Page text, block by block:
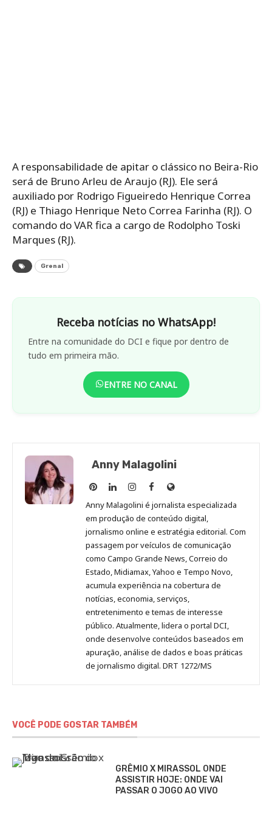
A responsabilidade de apitar o clássico no Beira-Rio
será de Bruno Arleu de Araujo (RJ). Ele será
auxiliado por Rodrigo Figueiredo Henrique Correa
(RJ) e Thiago Henrique Neto Correa Farinha (RJ). O
comando do VAR fica a cargo de Rodolpho Toski
Marques (RJ).
Grenal
Receba notícias no WhatsApp!
Entre na comunidade do DCI e fique por dentro de
tudo em primeira mão.
ENTRE NO CANAL
Anny Malagolini
Anny
Malagolini
no
Pinterest
Anny
Malagolini
no
LinkedIn
Anny
Malagolini
no
Instagram
Anny
Malagolini
no
Facebook
Site
de
Anny
Malagolini
Anny Malagolini é jornalista especializada
em produção de conteúdo digital,
jornalismo online e estratégia editorial. Com
passagem por veículos de comunicação
como Campo Grande News, Correio do
Estado, Midiamax, Yahoo e Tempo Novo,
acumula experiência na cobertura de
notícias, economia, serviços,
entretenimento e temas de interesse
público. Atualmente, lidera o portal DCI,
onde desenvolve conteúdos baseados em
apuração, análise de dados e boas práticas
de jornalismo digital. DRT 1272/MS
VOCÊ PODE GOSTAR TAMBÉM
GRÊMIO X MIRASSOL ONDE
ASSISTIR HOJE: ONDE VAI
PASSAR O JOGO AO VIVO